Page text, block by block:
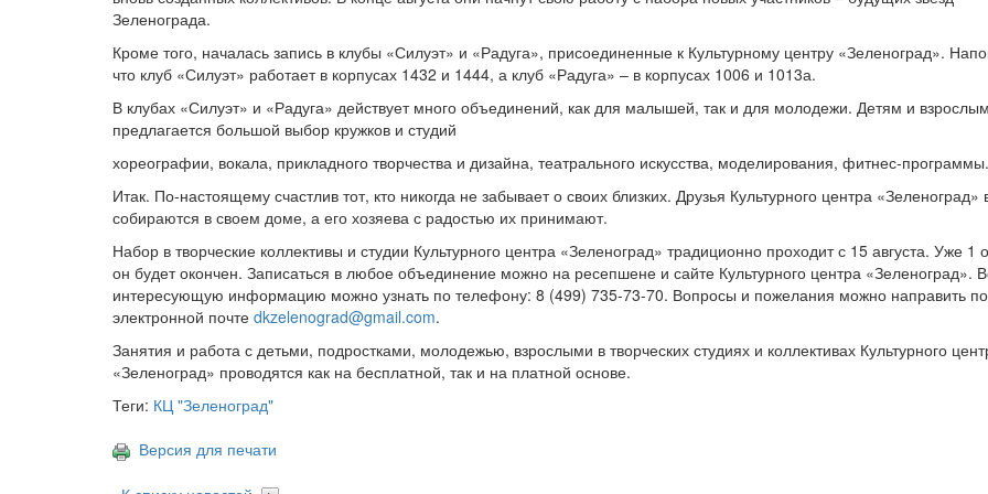
Зеленограда.
Кроме того, началась запись в клубы «Силуэт» и «Радуга», присоединенные к Культурному центру «Зеленоград».
что клуб «Силуэт» работает в корпусах 1432 и 1444, а клуб «Радуга» – в корпусах 1006 и 1013а.
В клубах «Силуэт» и «Радуга» действует много объединений, как для малышей, так и для молодежи. Детям и взрослым
предлагается большой выбор кружков и студий
хореографии, вокала, прикладного творчества и дизайна, театрального искусства, моделирования, фитнес-программы.
Итак. По-настоящему счастлив тот, кто никогда не забывает о своих близких. Друзья Культурного центра «Зеленоград»
собираются в своем доме, а его хозяева с радостью их принимают.
Набор в творческие коллективы и студии Культурного центра «Зеленоград» традиционно проходит с 15 августа. Уже 1
он будет окончен. Записаться в любое объединение можно на ресепшене и сайте Культурного центра «Зеленоград».
интересующую информацию можно узнать по телефону: 8 (499) 735-73-70. Вопросы и пожелания можно направить по
электронной почте dkzelenograd@gmail.com.
Занятия и работа с детьми, подростками, молодежью, взрослыми в творческих студиях и коллективах Культурного
«Зеленоград» проводятся как на бесплатной, так и на платной основе.
Теги: КЦ "Зеленоград"
Версия для печати